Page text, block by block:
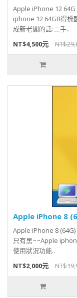
Apple iPhone 12
iphone 12 64GB得標
成新老闆的話:二手..
NT$4,500元
Apple iPhone 8
Apple iPhone 8
只有黑~~Apple
使用狀況功能..
NT$2,000元